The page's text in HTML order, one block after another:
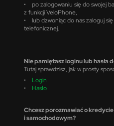
• po zalogowaniu się do swojej
z funkcji VeloPhone,
• lub dzwoniąc do nas zaloguj
telefonicznej.
Nie pamiętasz loginu lub hasła
Tutaj sprawdzisz, jak w prosty
• Login
• Hasło
Chcesz porozmawiać o
i samochodowym?